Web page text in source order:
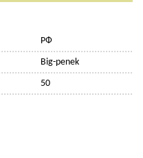
РФ
Big-penek
50